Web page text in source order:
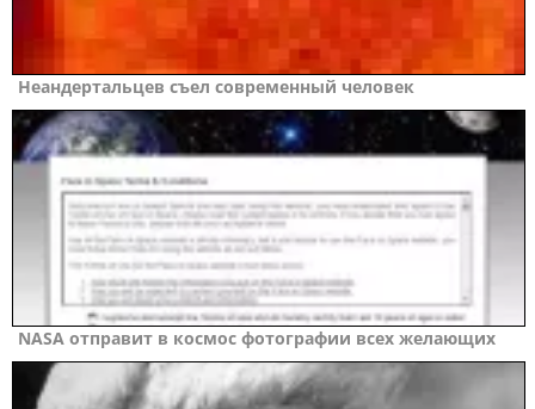
Неандертальцев съел современный человек
NASA отправит в космос фотографии всех желающих